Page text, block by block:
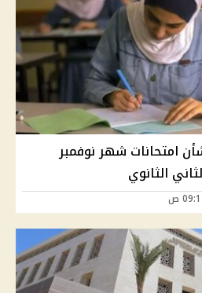
امتحانات شهر نوفمبر
الثانوي